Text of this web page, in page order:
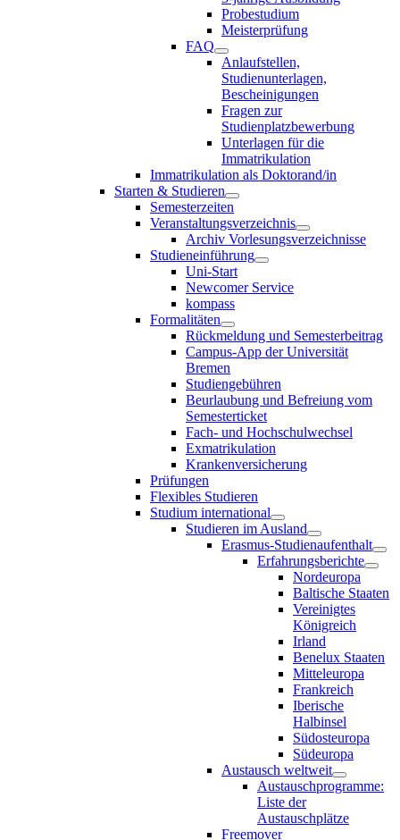
Probestudium
Meisterprüfung
FAQ
Anlaufstellen,
Studienunterlagen,
Bescheinigungen
Fragen zur
Studienplatzbewerbung
Unterlagen für die
Immatrikulation
Immatrikulation als Doktorand/in
Starten & Studieren
Semesterzeiten
Veranstaltungsverzeichnis
Archiv Vorlesungsverzeichnisse
Studieneinführung
Uni-Start
Newcomer Service
kompass
Formalitäten
Rückmeldung und Semesterbeitrag
Campus-App der Universität
Bremen
Studiengebühren
Beurlaubung und Befreiung vom
Semesterticket
Fach- und Hochschulwechsel
Exmatrikulation
Krankenversicherung
Prüfungen
Flexibles Studieren
Studium international
Studieren im Ausland
Erasmus-Studienaufenthalt
Erfahrungsberichte
Nordeuropa
Baltische Staaten
Vereinigtes
Königreich
Irland
Benelux Staaten
Mitteleuropa
Frankreich
Iberische
Halbinsel
Südosteuropa
Südeuropa
Austausch weltweit
Austauschprogramme:
Liste der
Austauschplätze
Freemover